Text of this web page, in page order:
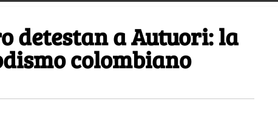
detestan a Autuori: la
colombiano